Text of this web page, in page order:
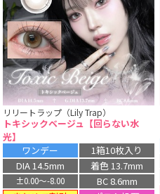
リリートラップ（Lily Trap）
トキシックベージュ【回らない水
光】
ワンデー
1箱10枚入り
DIA 14.5mm
着色 13.7mm
±0.00〜-8.00
BC 8.6mm